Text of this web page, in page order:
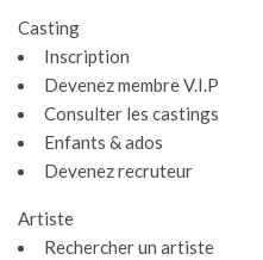
Casting
Inscription
Devenez membre V.I.P
Consulter les castings
Enfants & ados
Devenez recruteur
Artiste
Rechercher un artiste